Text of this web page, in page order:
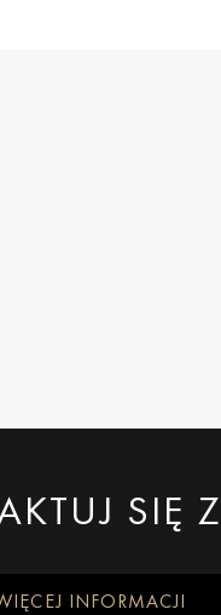
SIĘ
INFORMACJI